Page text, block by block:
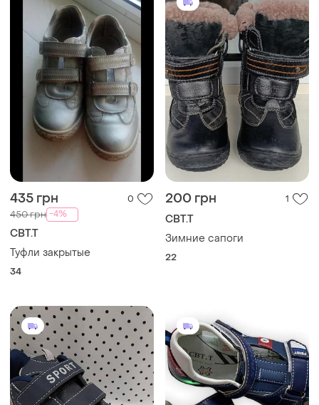
435 грн 0
450 грн -4%
СВТ.Т
Туфли закрытые
34
200 грн 1
СВТ.Т
Зимние сапоги
22